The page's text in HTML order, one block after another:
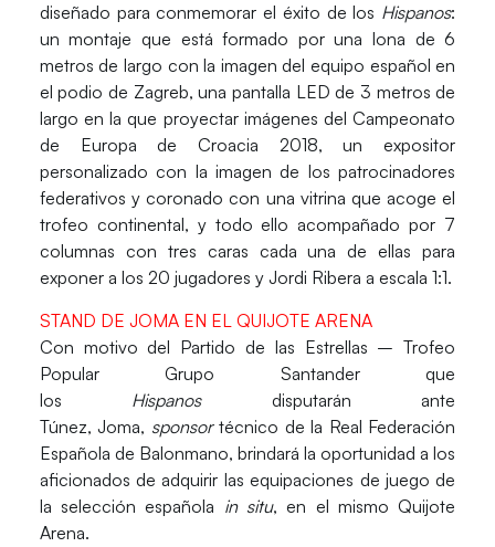
diseñado para conmemorar el éxito de los Hispanos:
un montaje que está formado por una lona de 6
metros de largo con la imagen del equipo español en
el podio de Zagreb, una pantalla LED de 3 metros de
largo en la que proyectar imágenes del Campeonato
de Europa de Croacia 2018, unexpositor
personalizado con la imagen de los patrocinadores
federativos y coronado con una vitrina que acoge el
trofeo continental, y todo ello acompañado por 7
columnas con tres caras cada una de ellas para
exponer a los 20 jugadores y Jordi Ribera a escala 1:1.
STAND DE JOMA EN EL QUIJOTE ARENA
Con motivo del Partido de las Estrellas – Trofeo
Popular Grupo Santander que
los Hispanosdisputarán ante
Túnez,Joma, sponsortécnico de la Real Federación
Española de Balonmano, brindará la oportunidad a los
aficionados de adquirir las equipaciones de juego de
la selección española in situ, en el mismo Quijote
Arena.